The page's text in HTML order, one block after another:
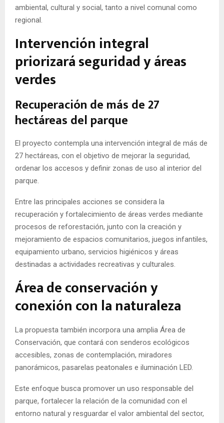
ambiental, cultural y social, tanto a nivel comunal como
regional.
Intervención integral
priorizará seguridad y áreas
verdes
Recuperación de más de 27
hectáreas del parque
El proyecto contempla una intervención integral de más de
27 hectáreas, con el objetivo de mejorar la seguridad,
ordenar los accesos y definir zonas de uso al interior del
parque.
Entre las principales acciones se considera la
recuperación y fortalecimiento de áreas verdes mediante
procesos de reforestación, junto con la creación y
mejoramiento de espacios comunitarios, juegos infantiles,
equipamiento urbano, servicios higiénicos y áreas
destinadas a actividades recreativas y culturales.
Área de conservación y
conexión con la naturaleza
La propuesta también incorpora una amplia Área de
Conservación, que contará con senderos ecológicos
accesibles, zonas de contemplación, miradores
panorámicos, pasarelas peatonales e iluminación LED.
Este enfoque busca promover un uso responsable del
parque, fortalecer la relación de la comunidad con el
entorno natural y resguardar el valor ambiental del sector,